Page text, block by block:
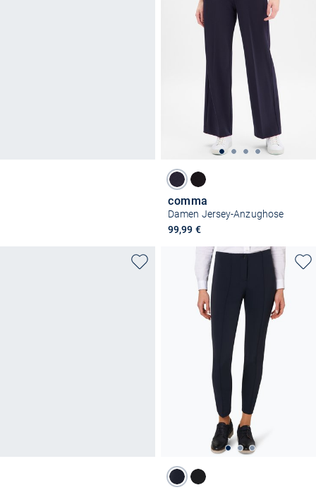
comma
Damen Jersey-Anzughose
99,99 €